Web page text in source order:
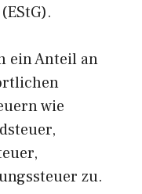
ein Anteil an
wie
zu.